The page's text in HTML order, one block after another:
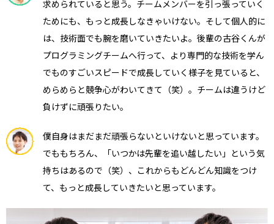
求められていると思う。チームメンバーを引っ張っていく
ためにも、もっと成長しなきゃいけない。そして個人的に
は、技術面でも腕を磨いていきたいよ。後輩の古谷くんが
プログラミングチームへ行って、より専門的な技術を学ん
でものすごいスピードで成長していく様子を見ていると、
めらめらと競争心がわいてきて（笑）。チームは違うけど
負けずに頑張りたい。
僕自身はまだまだ頑張らないといけないと思っています。
でももちろん、「いつかは先輩を追い越したい」という気
持ちはあるので（笑）、これからもどんどん知識をつけ
て、もっと成長していきたいと思っています。